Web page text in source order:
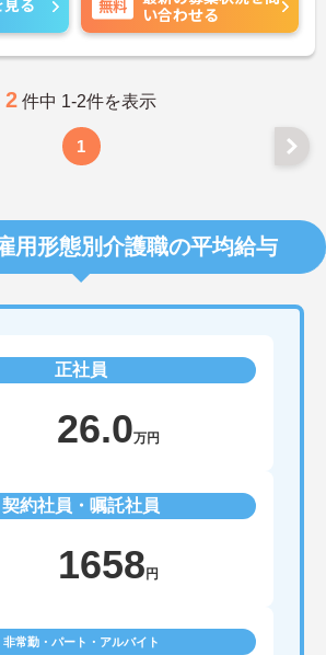
キルアップもしっかりサポー
やエリアマネージャーへのキ
ます。20代から60代まで幅広
験を活かしたい方、福祉の資格
した法人でキャリアを築きたい
います。急成長中の企業であ
あり、専門性を高めながらマ
も視野に入れていただけま
業月平均10時間程度という就
に充実した状態で長くご活躍い
棟あたりの入居者様20名定員を
フで支援、国基準を上回る人員
制が敷かれているため、業務に
施設も専用設計で働きやすく、
福祉を実践できる環境が整って
る 無料
い合わせる
2 件中 1-2件を表示
1
用形態別介護職の平均給与
正社員
26.0万円
契約社員・嘱託社員
1658 円
非常勤・パート・アルバイト